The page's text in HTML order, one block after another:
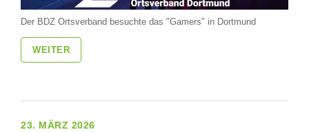
Der BDZ Ortsverband besuchte das "Gamers" in Dortmund
WEITER
23. MÄRZ 2026